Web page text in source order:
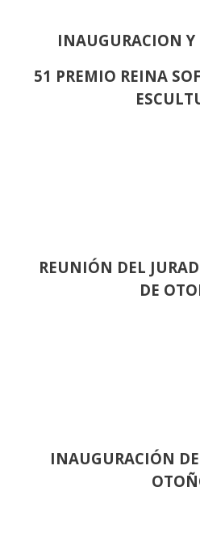
INAUGURACION Y
51 PREMIO REINA
REUNIÓN DEL
DE
INAUGURACIÓN